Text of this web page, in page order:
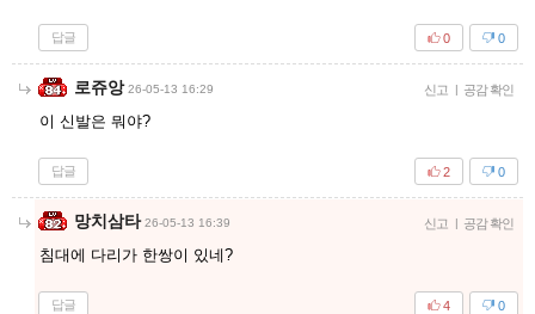
답글 0
0
로쥬앙 26-05-13 16:29 신고 공감 확인
이 신발은 뭐야?
답글 0
2
망치삼타 26-05-13 16:39 신고 공감 확인
침대에 다리가 한쌍이 있네?
답글 0
4